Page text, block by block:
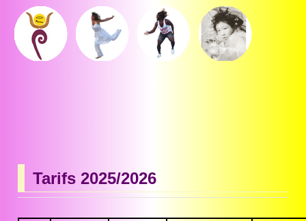
Tarifs 2025/2026